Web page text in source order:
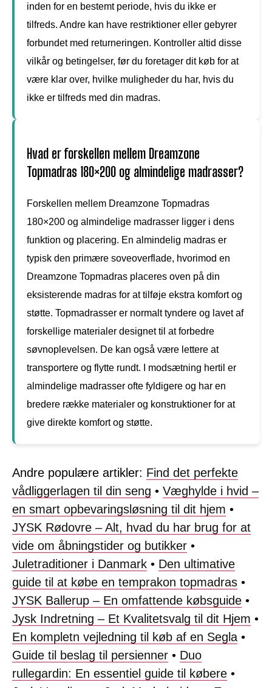
inden for en bestemt periode, hvis du ikke er
tilfreds. Andre kan have restriktioner eller gebyrer
forbundet med returneringen. Kontroller altid disse
vilkår og betingelser, før du foretager dit køb for at
være klar over, hvilke muligheder du har, hvis du
ikke er tilfreds med din madras.
Hvad er forskellen mellem Dreamzone
Topmadras 180×200 og almindelige madrasser?
Forskellen mellem Dreamzone Topmadras
180×200 og almindelige madrasser ligger i dens
funktion og placering. En almindelig madras er
typisk den primære soveoverflade, hvorimod en
Dreamzone Topmadras placeres oven på din
eksisterende madras for at tilføje ekstra komfort og
støtte. Topmadrasser er normalt tyndere og lavet af
forskellige materialer designet til at forbedre
søvnoplevelsen. De kan også være lettere at
transportere og flytte rundt. I modsætning hertil er
almindelige madrasser ofte fyldigere og har en
bredere række materialer og konstruktioner for at
give direkte komfort og støtte.
Andre populære artikler: Find det perfekte
vådliggerlagen til din seng • Væghylde i hvid –
en smart opbevaringsløsning til dit hjem •
JYSK Rødovre – Alt, hvad du har brug for at
vide om åbningstider og butikker •
Juletraditioner i Danmark • Den ultimative
guide til at købe en temprakon topmadras •
JYSK Ballerup – En omfattende købsguide •
Jysk Indretning – Et Kvalitetsvalg til dit Hjem •
En kompletn vejledning til køb af en Segla •
Guide til beslag til persienner • Duo
rullegardin: En essentiel guide til købere •